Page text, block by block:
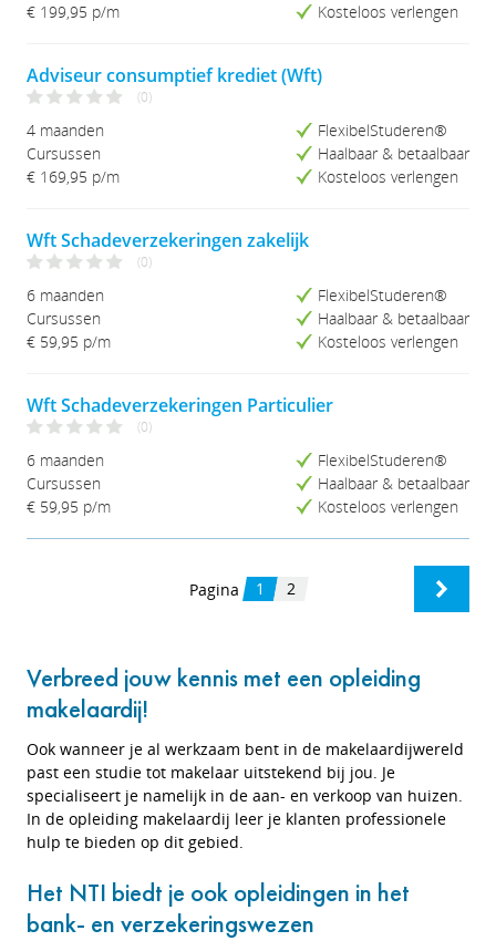
€ 199,95 p/m
Kosteloos verlengen
Adviseur consumptief krediet (Wft)
(0)
4 maanden
Cursussen
€ 169,95 p/m
FlexibelStuderen®
Haalbaar & betaalbaar
Kosteloos verlengen
Wft Schadeverzekeringen zakelijk
(0)
6 maanden
Cursussen
€ 59,95 p/m
FlexibelStuderen®
Haalbaar & betaalbaar
Kosteloos verlengen
Wft Schadeverzekeringen Particulier
(0)
6 maanden
Cursussen
€ 59,95 p/m
FlexibelStuderen®
Haalbaar & betaalbaar
Kosteloos verlengen
Pagina 1 2
Verbreed jouw kennis met een opleiding
makelaardij!
Ook wanneer je al werkzaam bent in de makelaardijwereld
past een studie tot makelaar uitstekend bij jou. Je
specialiseert je namelijk in de aan- en verkoop van huizen.
In de opleiding makelaardij leer je klanten professionele
hulp te bieden op dit gebied.
Het NTI biedt je ook opleidingen in het
bank- en verzekeringswezen